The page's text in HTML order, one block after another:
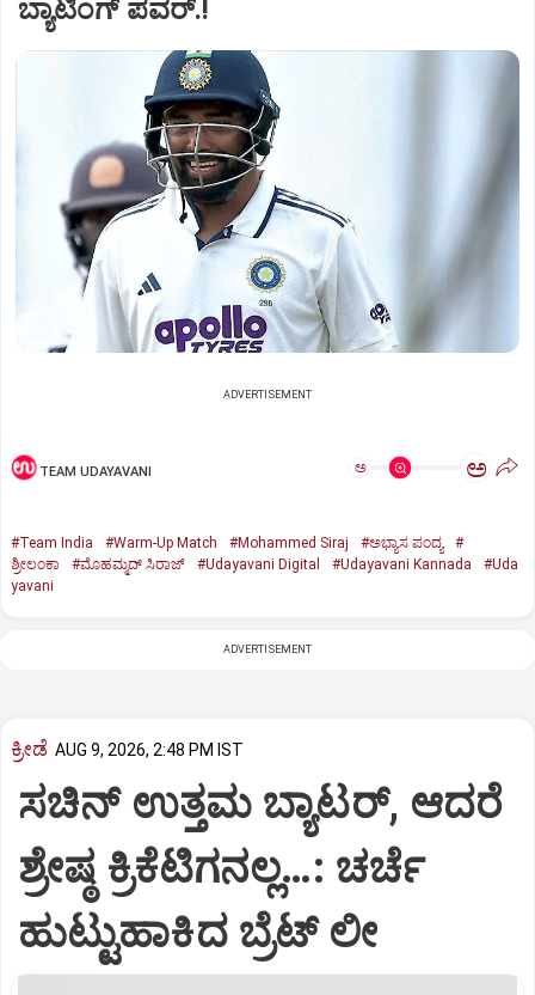
ಬ್ಯಾಟಿಂಗ್‌ ಪವರ್.!‌
ADVERTISEMENT
TEAM UDAYAVANI ಅ ಅ
#Team India #Warm-Up Match #Mohammed Siraj #ಅಭ್ಯಾಸ ಪಂದ್ಯ
#
ಶ್ರೀಲಂಕಾ
#ಮೊಹಮ್ಮದ್ ಸಿರಾಜ್ #Udayavani Digital #Udayavani Kannada
#Uda
yavani
ADVERTISEMENT
ಕ್ರೀಡೆ AUG 9, 2026, 2:48 PM IST
ಸಚಿನ್‌ ಉತ್ತಮ ಬ್ಯಾಟರ್‌, ಆದರೆ
ಶ್ರೇಷ್ಠ ಕ್ರಿಕೆಟಿಗನಲ್ಲ…: ಚರ್ಚೆ
ಹುಟ್ಟುಹಾಕಿದ ಬ್ರೆಟ್‌ ಲೀ